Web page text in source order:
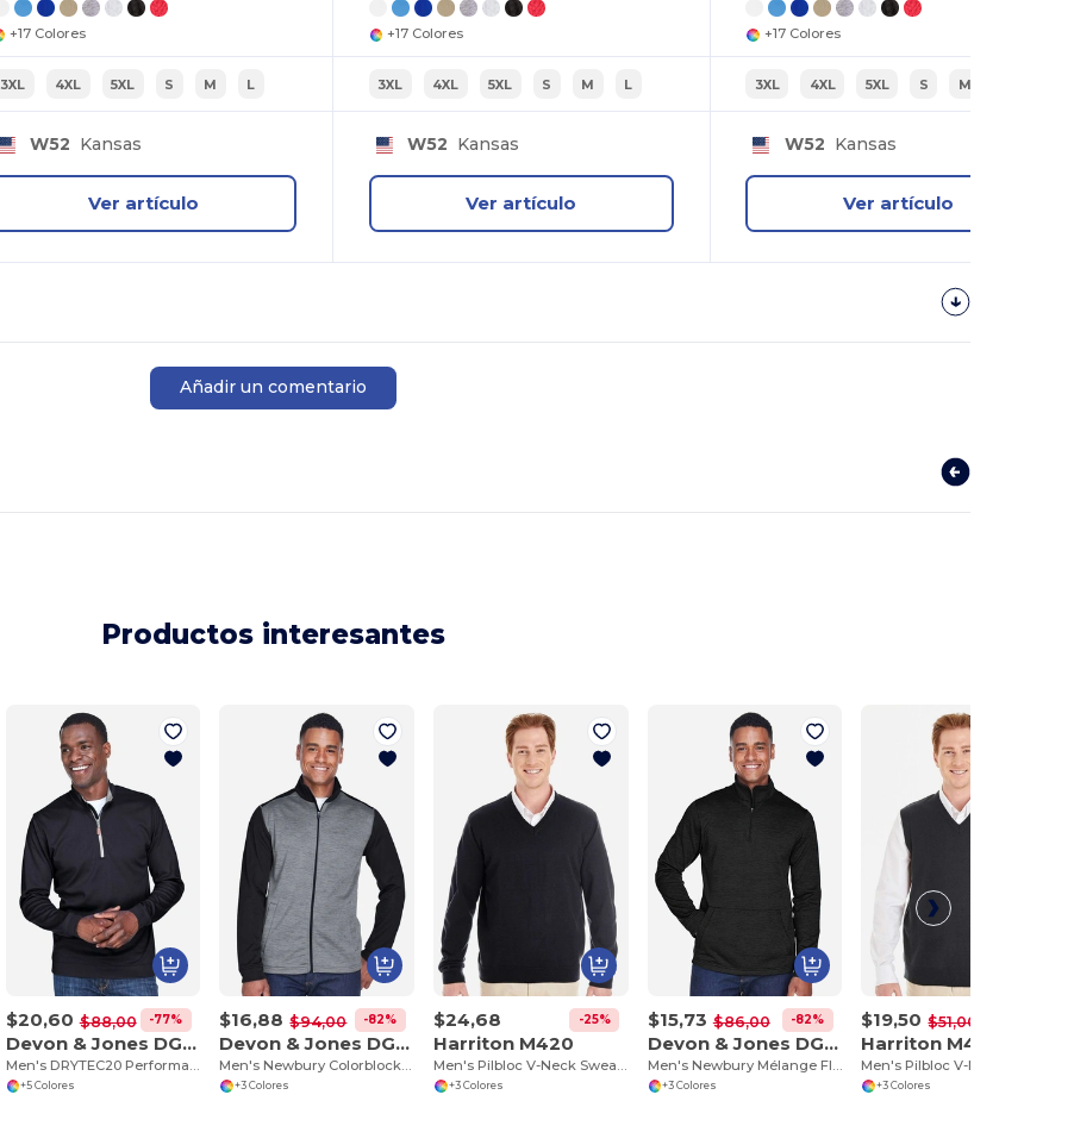
+17 Colores
3XL 4XL 5XL S M L
W52 Kansas
Ver artículo
+17 Colores
3XL 4XL 5XL S M L
W52 Kansas
Ver artículo
+17 Colores
3XL 4XL 5XL S M
W52 Kansas
Ver artículo
Añadir un comentario
Productos interesantes
$20,60 $88,00 -77%
Devon & Jones DG479
Men's DRYTEC20 Performance Quarter-Zip
+5 Colores
$16,88 $94,00 -82%
Devon & Jones DG796
Men's Newbury Colorblock Mélange Fleece Full-Zip
+3 Colores
$24,68 -25%
Harriton M420
Men's Pilbloc V-Neck Sweater
+3 Colores
$15,73 $86,00 -82%
Devon & Jones DG798
Men's Newbury Mélange Fleece Quarter-Zip
+3 Colores
$19,50 $51,00
Harriton M415
+3 Colores